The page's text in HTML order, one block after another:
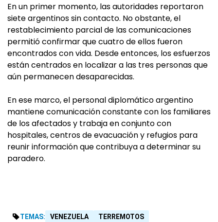
En un primer momento, las autoridades reportaron
siete argentinos sin contacto. No obstante, el
restablecimiento parcial de las comunicaciones
permitió confirmar que cuatro de ellos fueron
encontrados con vida. Desde entonces, los esfuerzos
están centrados en localizar a las tres personas que
aún permanecen desaparecidas.
En ese marco, el personal diplomático argentino
mantiene comunicación constante con los familiares
de los afectados y trabaja en conjunto con
hospitales, centros de evacuación y refugios para
reunir información que contribuya a determinar su
paradero.
TEMAS: VENEZUELA TERREMOTOS